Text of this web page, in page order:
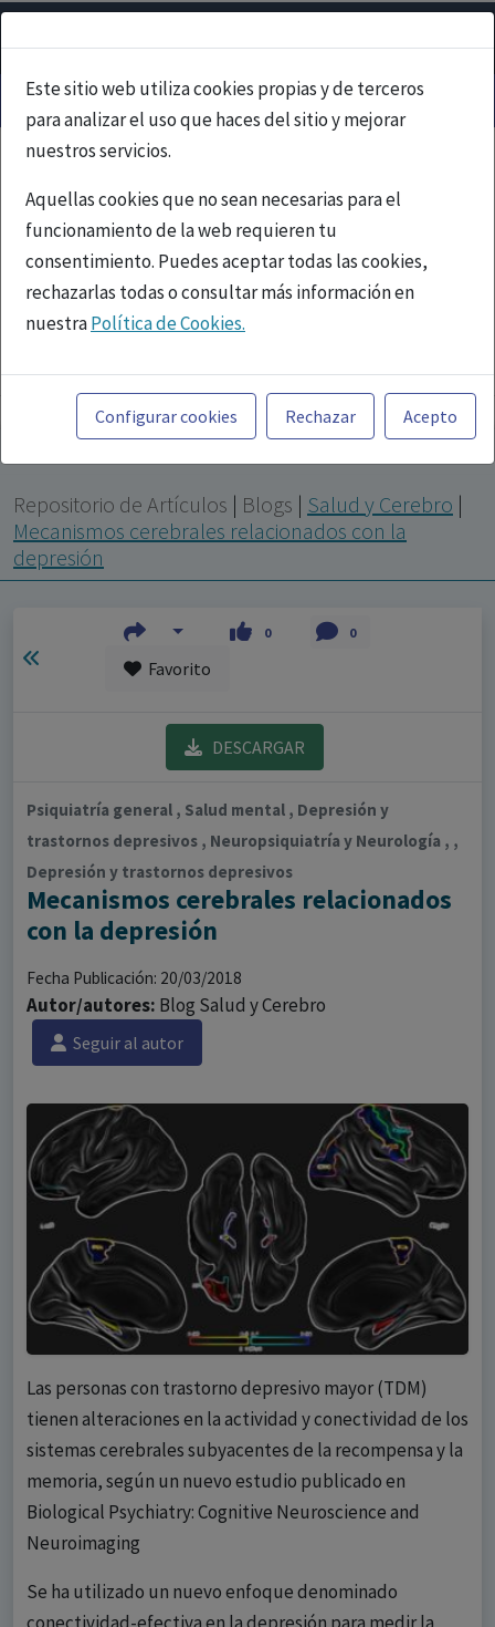
Este sitio web utiliza cookies propias y de terceros
para analizar el uso que haces del sitio y mejorar
nuestros servicios.
Aquellas cookies que no sean necesarias para el
funcionamiento de la web requieren tu
consentimiento. Puedes aceptar todas las cookies,
rechazarlas todas o consultar más información en
nuestraPolítica de Cookies.
Toda la información incluida en la Página Web está
referida a productos del mercado español y, por
tanto, dirigida a profesionales sanitarios legalmente
facultados para prescribir o dispensar medicamentos
con ejercicio profesional. La información técnica de los
fármacos se facilita a título meramente informativo,
siendo responsabilidad de los profesionales
facultados prescribir medicamentos y decidir, en cada
caso concreto, el tratamiento más adecuado a las
necesidades del paciente.
Configurar cookies Rechazar Acepto
Repositorio de Artículos | Blogs | Salud y Cerebro |
Mecanismos cerebrales relacionados con la
depresión
0 0
Favorito
DESCARGAR
Psiquiatría general , Salud mental , Depresión y
trastornos depresivos , Neuropsiquiatría y Neurología , ,
Depresión y trastornos depresivos
Mecanismos cerebrales relacionados
con la depresión
Fecha Publicación: 20/03/2018
Autor/autores: Blog Salud y Cerebro
Seguir al autor
Las personas con trastorno depresivo mayor (TDM)
tienen alteraciones en la actividad y conectividad de los
sistemas cerebrales subyacentes de la recompensa y la
memoria, según un nuevo estudio publicado en
Biological Psychiatry: Cognitive Neuroscience and
Neuroimaging
Se ha utilizado un nuevo enfoque denominado